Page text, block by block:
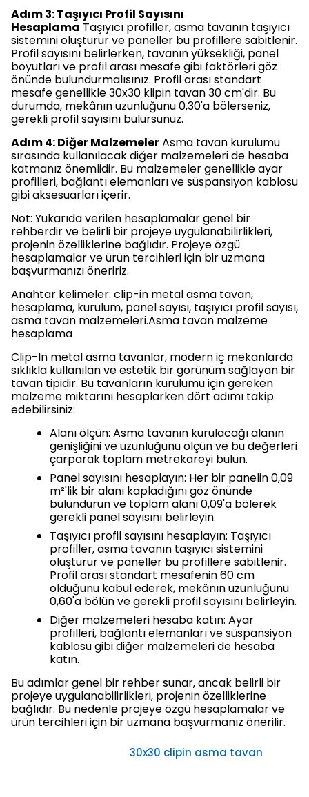
Adım 3: Taşıyıcı Profil Sayısını
Hesaplama Taşıyıcı profiller, asma tavanın taşıyıcı
sistemini oluşturur ve paneller bu profillere sabitlenir.
Profil sayısını belirlerken, tavanın yüksekliği, panel
boyutları ve profil arası mesafe gibi faktörleri göz
önünde bulundurmalısınız. Profil arası standart
mesafe genellikle 30x30 klipin tavan 30 cm'dir. Bu
durumda, mekânın uzunluğunu 0,30'a bölerseniz,
gerekli profil sayısını bulursunuz.
Adım 4: Diğer MalzemelerAsma tavan kurulumu
sırasında kullanılacak diğer malzemeleri de hesaba
katmanız önemlidir. Bu malzemeler genellikle ayar
profilleri, bağlantı elemanları ve süspansiyon kablosu
gibi aksesuarları içerir.
Not: Yukarıda verilen hesaplamalar genel bir
rehberdir ve belirli bir projeye uygulanabilirlikleri,
projenin özelliklerine bağlıdır. Projeye özgü
hesaplamalar ve ürün tercihleri için bir uzmana
başvurmanızı öneririz.
Anahtar kelimeler: clip-in metal asma tavan,
hesaplama, kurulum, panel sayısı, taşıyıcı profil sayısı,
asma tavan malzemeleri.Asma tavan malzeme
hesaplama
Clip-In metal asma tavanlar, modern iç mekanlarda
sıklıkla kullanılan ve estetik bir görünüm sağlayan bir
tavan tipidir. Bu tavanların kurulumu için gereken
malzeme miktarını hesaplarken dört adımı takip
edebilirsiniz:
Alanı ölçün: Asma tavanın kurulacağı alanın
genişliğini ve uzunluğunu ölçün ve bu değerleri
çarparak toplam metrekareyi bulun.
Panel sayısını hesaplayın: Her bir panelin 0,09
m²'lik bir alanı kapladığını göz önünde
bulundurun ve toplam alanı 0,09'a bölerek
gerekli panel sayısını belirleyin.
Taşıyıcı profil sayısını hesaplayın: Taşıyıcı
profiller, asma tavanın taşıyıcı sistemini
oluşturur ve paneller bu profillere sabitlenir.
Profil arası standart mesafenin 60 cm
olduğunu kabul ederek, mekânın uzunluğunu
0,60'a bölün ve gerekli profil sayısını belirleyin.
Diğer malzemeleri hesaba katın: Ayar
profilleri, bağlantı elemanları ve süspansiyon
kablosu gibi diğer malzemeleri de hesaba
katın.
Bu adımlar genel bir rehber sunar, ancak belirli bir
projeye uygulanabilirlikleri, projenin özelliklerine
bağlıdır. Bu nedenle projeye özgü hesaplamalar ve
ürün tercihleri için bir uzmana başvurmanız önerilir.
30x30 clipin asma tavan